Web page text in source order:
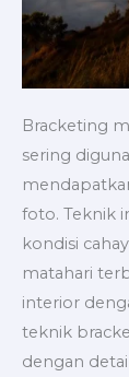
Bracketing
sering
foto. Teknik
kondisi
matahari
interior
teknik
dengan